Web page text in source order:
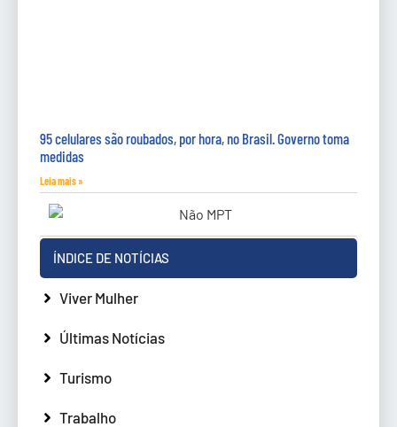
95 celulares são roubados, por hora, no Brasil. Governo toma
medidas
Leia mais »
ÍNDICE DE NOTÍCIAS
Viver Mulher
Últimas Notícias
Turismo
Trabalho